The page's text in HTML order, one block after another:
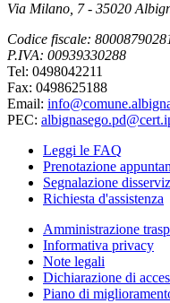
Via Milano, 7 - 35020
Codice fiscale:
P.IVA: 00939330288
Tel: 0498042211
Fax: 0498625188
Email:
PEC:
Leggi le FAQ
Prenotazione
Segnalazione
Richiesta d'assistenza
Amministrazione
Informativa privacy
Note legali
Dichiarazione di
Piano di